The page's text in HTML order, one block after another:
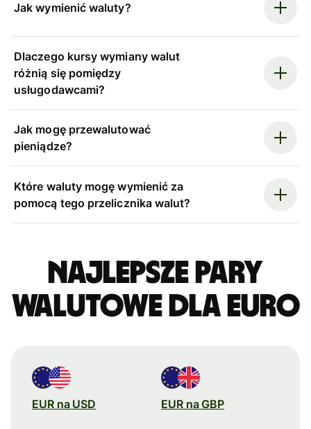
Jak wymienić waluty?
Dlaczego kursy wymiany walut
różnią się pomiędzy
usługodawcami?
Jak mogę przewalutować
pieniądze?
Które waluty mogę wymienić za
pomocą tego przelicznika walut?
Najlepsze pary
walutowe dla euro
EUR na USD EUR na GBP